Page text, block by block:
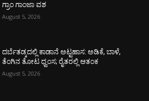
ಗ್ರಾಂ ಗಾಂಜಾ ವಶ
August 5, 2026
ದರ್ಬೆತಡ್ಕದಲ್ಲಿ ಕಾಡಾನೆ ಅಟ್ಟಹಾಸ: ಅಡಿಕೆ, ಬಾಳೆ,
ತೆಂಗಿನ ತೋಟ ಧ್ವಂಸ; ರೈತರಲ್ಲಿ ಆತಂಕ
August 5, 2026